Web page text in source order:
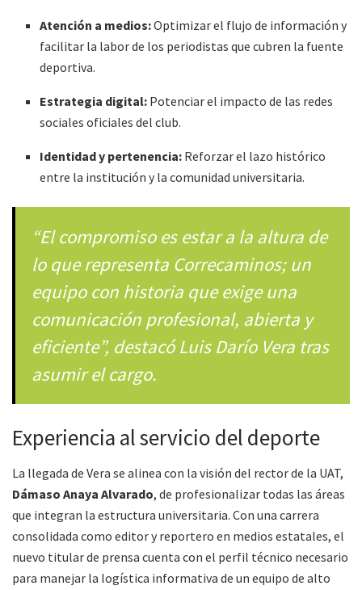
Atención a medios:Optimizar el flujo de información y
facilitar la labor de los periodistas que cubren la fuente
deportiva.
Estrategia digital: Potenciar el impacto de las redes
sociales oficiales del club.
Identidad y pertenencia: Reforzar el lazo histórico
entre la institución y la comunidad universitaria.
“El compromiso es estar a la altura de
lo que representa Correcaminos; un
equipo con historia que exige una
comunicación profesional, abierta y
eficiente”, destacó Luis Darío Vera tras
asumir el cargo.
Experiencia al servicio del deporte
La llegada de Vera se alinea con la visión del rector de la UAT,
Dámaso Anaya Alvarado, de profesionalizar todas las áreas
que integran la estructura universitaria. Con una carrera
consolidada como editor y reportero en medios estatales, el
nuevo titular de prensa cuenta con el perfil técnico necesario
para manejar la logística informativa de un equipo de alto